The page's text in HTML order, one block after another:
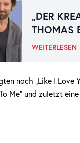
„DER
THOMAS
WEITERLESEN
noch „Like I Love
Me“ und zuletzt